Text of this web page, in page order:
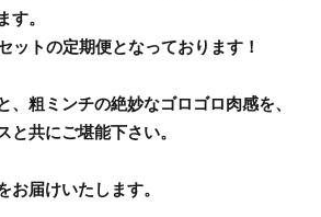
す。
ットの定期便となっております！
、粗ミンチの絶妙なゴロゴロ肉感を、
と共にご堪能下さい。
お届けいたします。